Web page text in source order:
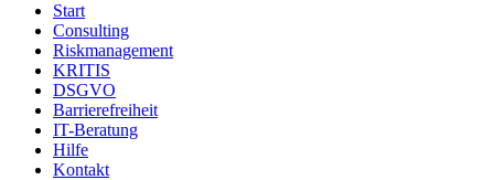
Start
Consulting
Riskmanagement
KRITIS
DSGVO
Barrierefreiheit
IT-Beratung
Hilfe
Kontakt